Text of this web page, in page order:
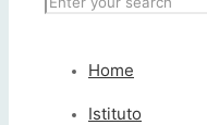
Home
Istituto